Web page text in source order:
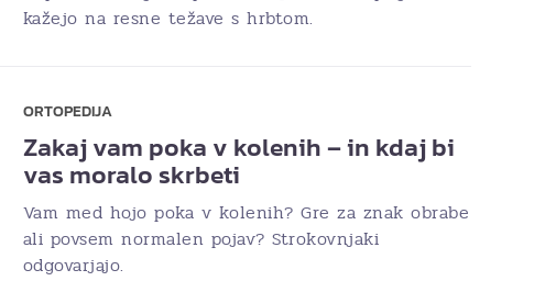
kažejo na resne težave s hrbtom.
ORTOPEDIJA
Zakaj vam poka v kolenih – in kdaj bi
vas moralo skrbeti
Vam med hojo poka v kolenih? Gre za znak obrabe
ali povsem normalen pojav? Strokovnjaki
odgovarjajo.